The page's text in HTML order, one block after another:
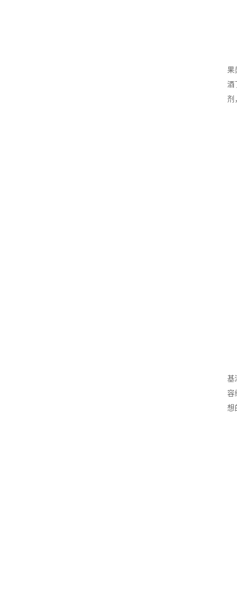
果
酒
剂
基
容
想